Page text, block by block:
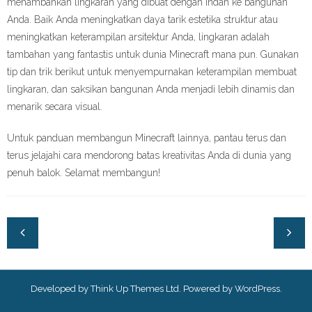
menambahkan lingkaran yang dibuat dengan indah ke bangunan
Anda. Baik Anda meningkatkan daya tarik estetika struktur atau
meningkatkan keterampilan arsitektur Anda, lingkaran adalah
tambahan yang fantastis untuk dunia Minecraft mana pun. Gunakan
tip dan trik berikut untuk menyempurnakan keterampilan membuat
lingkaran, dan saksikan bangunan Anda menjadi lebih dinamis dan
menarik secara visual.
Untuk panduan membangun Minecraft lainnya, pantau terus dan
terus jelajahi cara mendorong batas kreativitas Anda di dunia yang
penuh balok. Selamat membangun!
Developed byThink Up Themes Ltd. Powered by WordPress.